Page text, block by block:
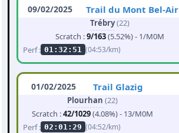
09/02/2025 Trail du Mont Bel-Air
Trébry(22)
Scratch :9/163(5.52%) - 1/M0M
Perf : 01:32:51 (04:53/km)
01/02/2025 Trail Glazig
Plourhan (22)
Scratch :42/1029(4.08%) - 13/M0M
Perf : 02:01:29 (04:52/km)